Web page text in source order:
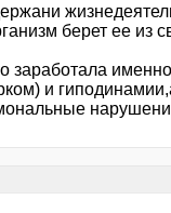
берет ее из
именно
и